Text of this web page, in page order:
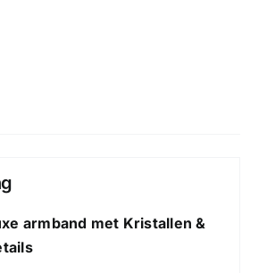
armband met Kristallen &